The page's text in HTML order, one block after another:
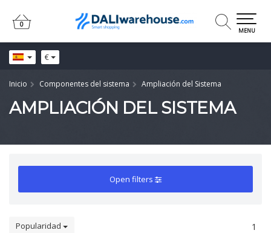
€
0
0
MENU
Inicio Componentes del sistema Ampliación del Sistema
AMPLIACIÓN DEL SISTEMA
Open filters
Popularidad 1